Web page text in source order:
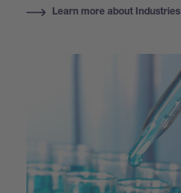
Learn more about Industries